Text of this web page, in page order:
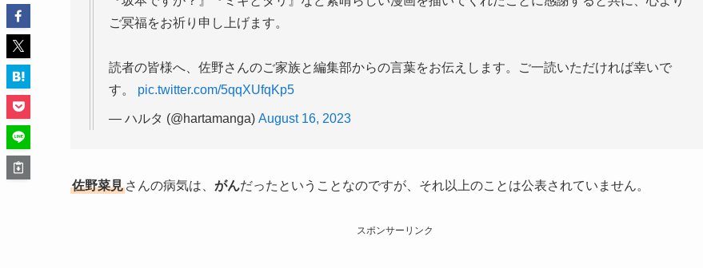
ご冥福をお祈り申し上げます。
読者の皆様へ、佐野さんのご家族と編集部からの言葉をお伝えします。ご一読いただければ幸いで
す。
pic.twitter.com/5qqXUfqKp5
— ハルタ (@hartamanga) August 16, 2023
佐野菜見 さんの病気は、 がん だったということなのですが、それ以上のことは公表されていません。